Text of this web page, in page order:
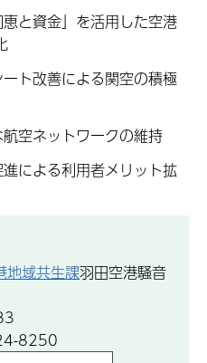
と資金」を活用した空港
ト改善による関空の積極
空ネットワークの維持
による利用者メリット拡
地域共生課羽田空港騒音
8250